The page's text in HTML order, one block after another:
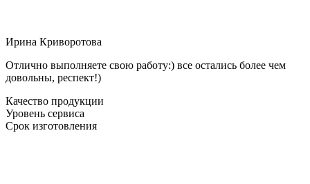
Ирина Криворотова
Отлично выполняете свою работу:) все остались более чем
довольны, респект!)
Качество продукции
Уровень сервиса
Срок изготовления